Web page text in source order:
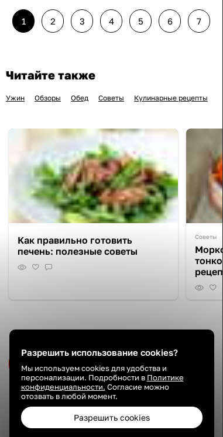
1 2 3 4 5 6 7
Читайте также
Ужин Обзоры Обед Советы Кулинарные рецепты
Как правильно готовить
печень: полезные советы
Советы
рецепт
Новое видео нашего канала
Подписаться на канал
Разрешить использование cookies?
Мы используем cookies для удобства и
персонализации. Подробности в Политике
конфиденциальности. Согласие можно
отозвать в любой момент.
Разрешить cookies